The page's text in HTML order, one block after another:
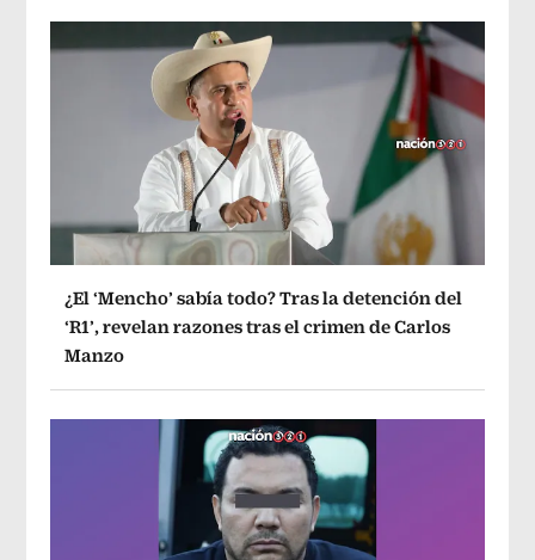
¿El ‘Mencho’ sabía todo? Tras la detención del
‘R1’, revelan razones tras el crimen de Carlos
Manzo